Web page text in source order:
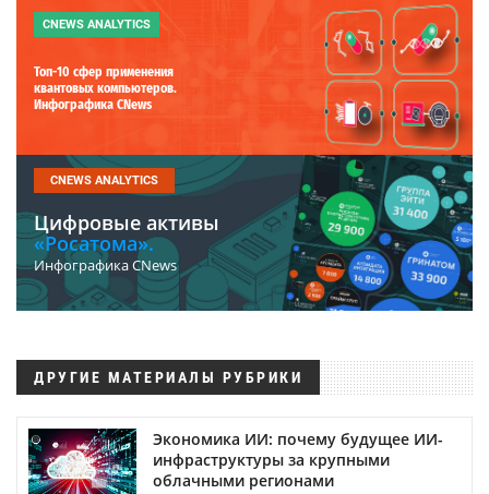
CNEWS ANALYTICS
Топ-10 сфер применения
квантовых компьютеров.
Инфографика CNews
CNEWS ANALYTICS
Цифровые активы
«Росатома».
Инфографика CNews
ДРУГИЕ МАТЕРИАЛЫ РУБРИКИ
Экономика ИИ: почему будущее ИИ-
инфраструктуры за крупными
облачными регионами